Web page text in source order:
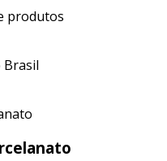
produtos
Brasil